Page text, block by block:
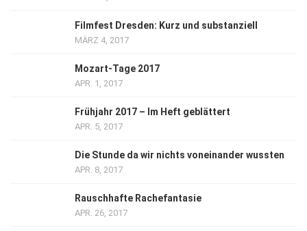
Filmfest Dresden: Kurz und substanziell
MÄRZ 4, 2017
Mozart-Tage 2017
APR. 1, 2017
Frühjahr 2017 – Im Heft geblättert
APR. 5, 2017
Die Stunde da wir nichts voneinander wussten
APR. 8, 2017
Rauschhafte Rachefantasie
APR. 26, 2017